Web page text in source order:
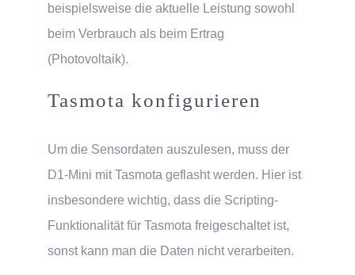
beispielsweise die aktuelle Leistung sowohl
beim Verbrauch als beim Ertrag
(Photovoltaik).
Tasmota konfigurieren
Um die Sensordaten auszulesen, muss der
D1-Mini mit Tasmota geflasht werden. Hier ist
insbesondere wichtig, dass die Scripting-
Funktionalität für Tasmota freigeschaltet ist,
sonst kann man die Daten nicht verarbeiten.